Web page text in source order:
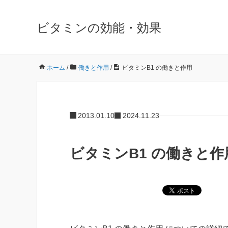
ビタミンの効能・効果
ホーム / 働きと作用 / ビタミンB1 の働きと作用
2013.01.10 2024.11.23
ビタミンB1 の働きと作